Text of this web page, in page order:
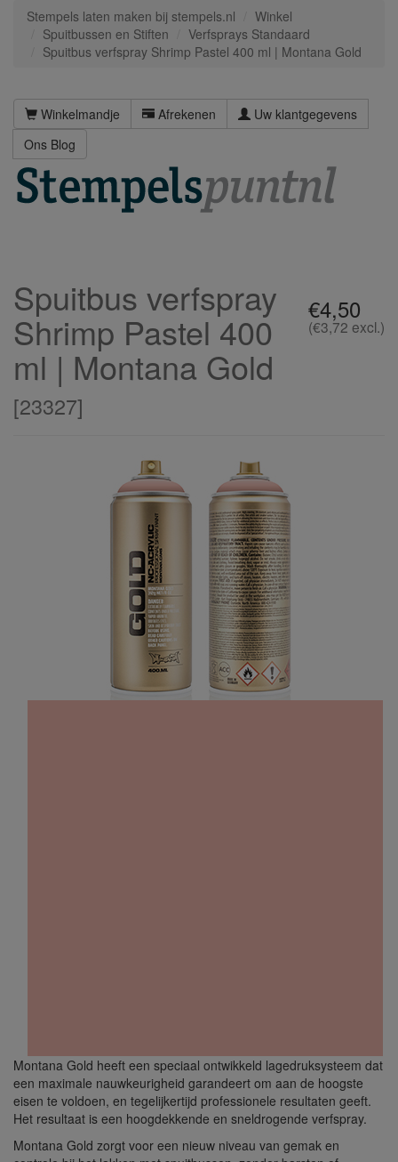
Stempels laten maken bij stempels.nl
Winkel
Spuitbussen en Stiften
Verfsprays Standaard
Spuitbus verfspray Shrimp Pastel 400 ml | Montana Gold
Winkelmandje Afrekenen
Uw klantgegevens
Ons Blog
€4,50
(€3,72 excl.)
Spuitbus verfspray
Shrimp Pastel 400
ml | Montana Gold
[23327]
Montana Gold heeft een speciaal ontwikkeld lagedruksysteem dat
een maximale nauwkeurigheid garandeert om aan de hoogste
eisen te voldoen, en tegelijkertijd professionele resultaten geeft.
Het resultaat is een hoogdekkende en sneldrogende verfspray.
Montana Gold zorgt voor een nieuw niveau van gemak en